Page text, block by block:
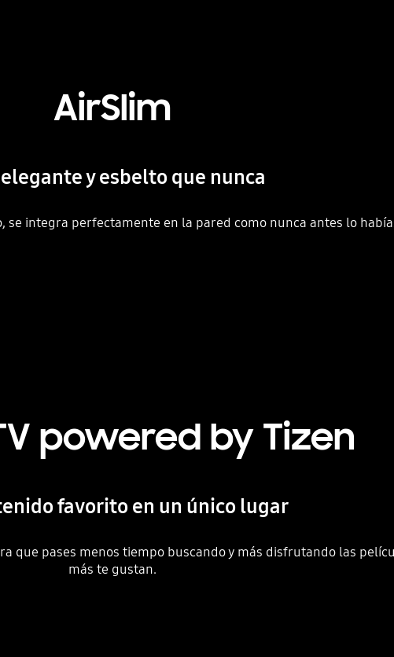
AirSlim
y esbelto que nunca
se integra perfectamente en la pared como nunca antes lo
powered by Tizen
favorito en un único lugar
que pases menos tiempo buscando y más disfrutando las
más te gustan.